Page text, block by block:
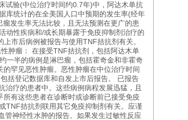
试验(中位治疗时间约0.7年)中，阿达木单抗
库统计的在全美国人口中预期的发生率(经年
发生率无法比较，且无法预测在更广的患
动性疾病和/或长期暴露于免疫抑制剂治疗的
市后病例被报告与使用TNF拮抗剂有关。
肿瘤： 在接受TNF拮抗剂，包括阿达木单
一半的病例是淋巴瘤，包括霍奇金和非霍奇
罕见恶性肿瘤。恶性肿瘤在中位治疗时间
括登记数据库和自发上市后报告。 已报告
疗的患者中。这些病例病程发展迅猛，且
有这些患者在诊断时或诊断前已接受免疫
TNF拮抗剂联用其它免疫抑制剂有关。应谨
管神经性水肿的报告。如果发生过敏性反应